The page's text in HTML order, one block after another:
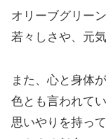
オリーブグリー
若々しさや、元
また、心と身体
色とも言われて
思いやりを持っ